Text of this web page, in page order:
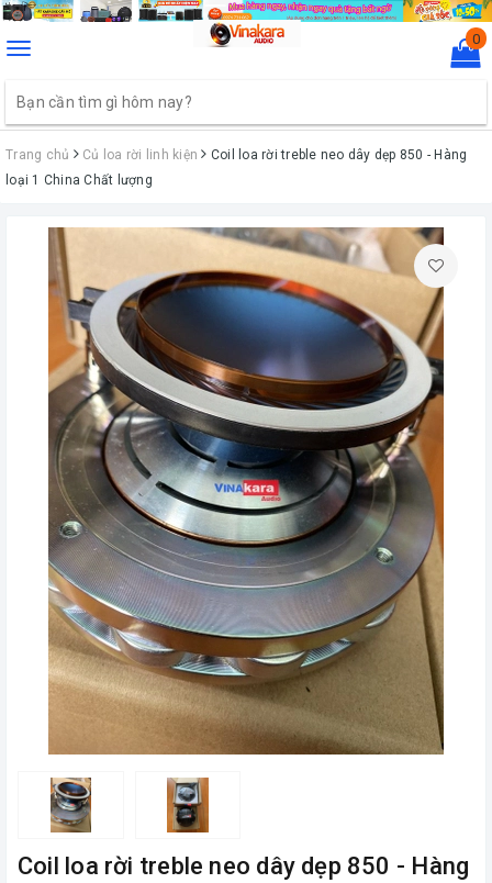
Toggle
0
Trang chủ Củ loa rời linh kiện
Coil loa rời treble neo dây dẹp 850 - Hàng
loại 1 China Chất lượng
Coil loa rời treble neo dây dẹp 850 - Hàng